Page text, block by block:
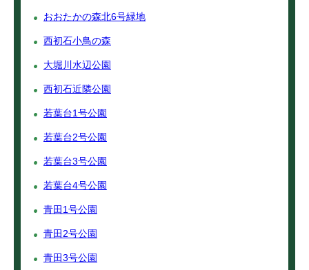
おおたかの森北6号緑地
西初石小鳥の森
大堀川水辺公園
西初石近隣公園
若葉台1号公園
若葉台2号公園
若葉台3号公園
若葉台4号公園
青田1号公園
青田2号公園
青田3号公園